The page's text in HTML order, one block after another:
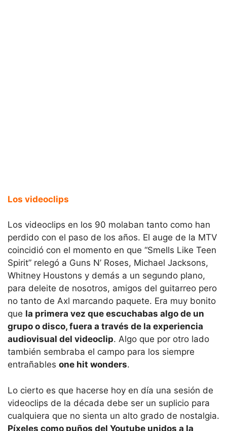
Los videoclips
Los videoclips en los 90 molaban tanto como han
perdido con el paso de los años. El auge de la MTV
coincidió con el momento en que “Smells Like Teen
Spirit” relegó a Guns N’ Roses, Michael Jacksons,
Whitney Houstons y demás a un segundo plano,
para deleite de nosotros, amigos del guitarreo pero
no tanto de Axl marcando paquete. Era muy bonito
que la primera vez que escuchabas algo de un
grupo o disco, fuera a través de la experiencia
audiovisual del videoclip. Algo que por otro lado
también sembraba el campo para los siempre
entrañables one hit wonders.
Lo cierto es que hacerse hoy en día una sesión de
videoclips de la década debe ser un suplicio para
cualquiera que no sienta un alto grado de nostalgia.
Píxeles como puños del Youtube unidos a la